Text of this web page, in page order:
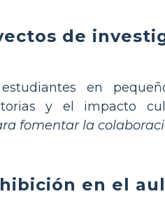
de
en
y el impacto
fomentar la
en el